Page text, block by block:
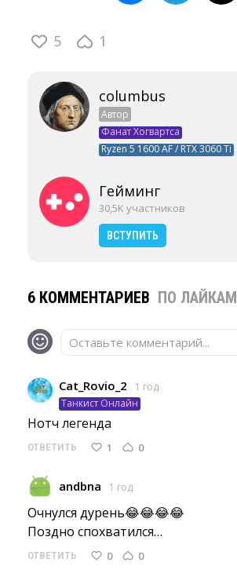
5 1
columbus
Автор
Фанат Хогвартса
Ryzen 5 1600 AF / RTX 3060 Ti
Гейминг
30,5K участников
ВСТУПИТЬ
6 КОММЕНТАРИЕВ ПО ЛАЙКАМ
Оставьте комментарий...
Cat_Rovio_2
1 год
Танкист Онлайн
Нотч легенда
ОТВЕТИТЬ 1 0
andbna 1 год
Очнулся дурень😂😂😂😂
Поздно спохватился…
ОТВЕТИТЬ 0 0